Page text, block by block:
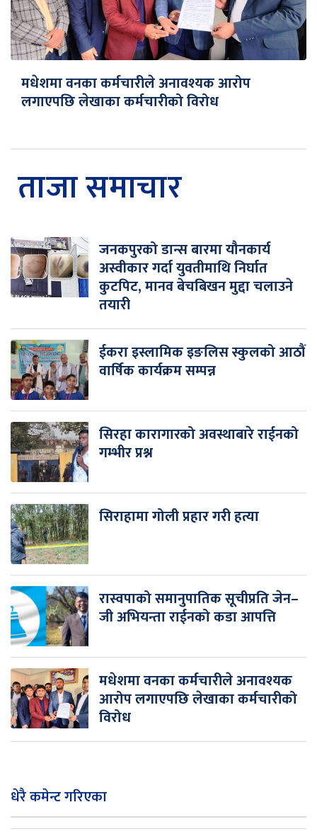
मधेशमा वनका कर्मचारीले अनावश्यक आरोप
लगाएपछि लेखाका कर्मचारीको विरोध
ताजा समाचार
जनकपुरको डान्स बारमा यौनकार्य
अस्वीकार गर्दा युवतीमाथि निर्घात
कुटपिट, मानव बेचबिखन मुद्दा चलाउने
तयारी
ईकरा इस्लामिक इङलिस स्कुलको आठौं
वार्षिक कार्यक्रम सम्पन्न
सिरहा कारागारको अवस्थाबारे राईनको
गम्भीर प्रश्न
सिराहामा गोली प्रहार गरी हत्या
रास्वपाको समानुपातिक सूचीप्रति जेन–
जी अभियन्ता राईनको कडा आपत्ति
मधेशमा वनका कर्मचारीले अनावश्यक
आरोप लगाएपछि लेखाका कर्मचारीको
विरोध
धेरै कमेन्ट गरिएका